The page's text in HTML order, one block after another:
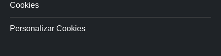
Cookies
Personalizar Cookies